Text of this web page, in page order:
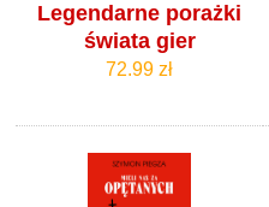
Legendarne porażki
świata gier
72.99 zł